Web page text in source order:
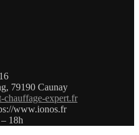
79190 Caunay
chauffage-expert.fr
www.ionos.fr
18h